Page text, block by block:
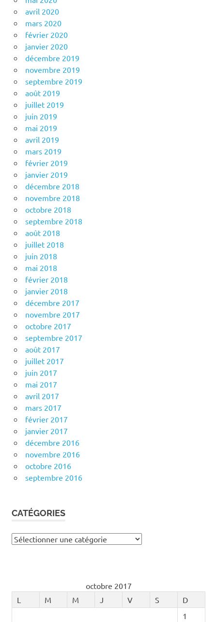
avril 2020
mars 2020
février 2020
janvier 2020
décembre 2019
novembre 2019
septembre 2019
août 2019
juillet 2019
juin 2019
mai 2019
avril 2019
mars 2019
février 2019
janvier 2019
décembre 2018
novembre 2018
octobre 2018
septembre 2018
août 2018
juillet 2018
juin 2018
mai 2018
février 2018
janvier 2018
décembre 2017
novembre 2017
octobre 2017
septembre 2017
août 2017
juillet 2017
juin 2017
mai 2017
avril 2017
mars 2017
février 2017
janvier 2017
décembre 2016
novembre 2016
octobre 2016
septembre 2016
CATÉGORIES
Catégories
octobre 2017
L
M M J V S
D
1